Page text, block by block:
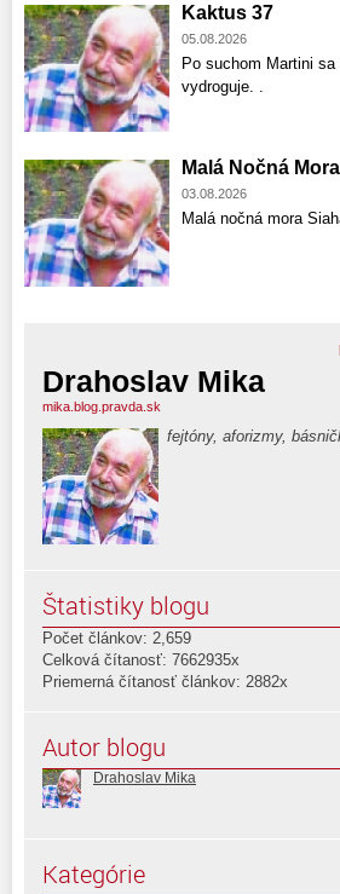
Kaktus 37
05.08.2026
Po suchom Martini
vydroguje. .
Malá Nočná Mora
03.08.2026
Malá nočná mora
Drahoslav Mika
mika.blog.pravda.sk
fejtóny, aforizmy,
Štatistiky blogu
Počet článkov: 2,659
Celková čítanosť: 7662935x
Priemerná čítanosť článkov: 2882x
Autor blogu
Drahoslav Mika
Kategórie